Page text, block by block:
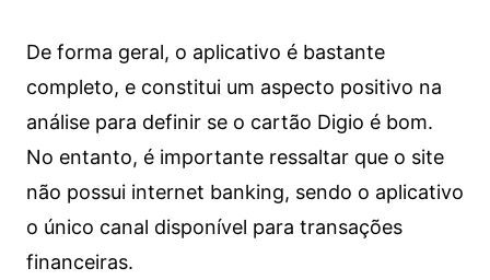
De forma geral, o aplicativo é bastante
completo, e constitui um aspecto positivo na
análise para definir se o cartão Digio é bom.
No entanto, é importante ressaltar que o site
não possui internet banking, sendo o aplicativo
o único canal disponível para transações
financeiras.